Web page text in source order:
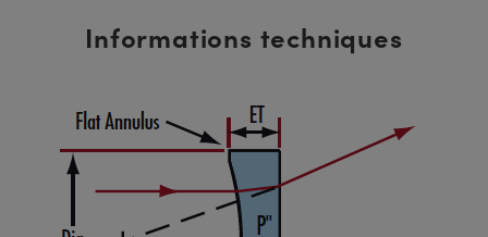
Informations techniques